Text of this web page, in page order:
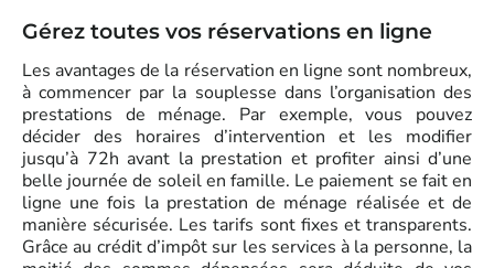
Gérez toutes vos réservations en ligne
Les avantages de la réservation en ligne sont nombreux,
à commencer par la souplesse dans l’organisation des
prestations de ménage. Par exemple, vous pouvez
décider des horaires d’intervention et les modifier
jusqu’à 72h avant la prestation et profiter ainsi d’une
belle journée de soleil en famille. Le paiement se fait en
ligne une fois la prestation de ménage réalisée et de
manière sécurisée. Les tarifs sont fixes et transparents.
Grâce au crédit d’impôt sur les services à la personne, la